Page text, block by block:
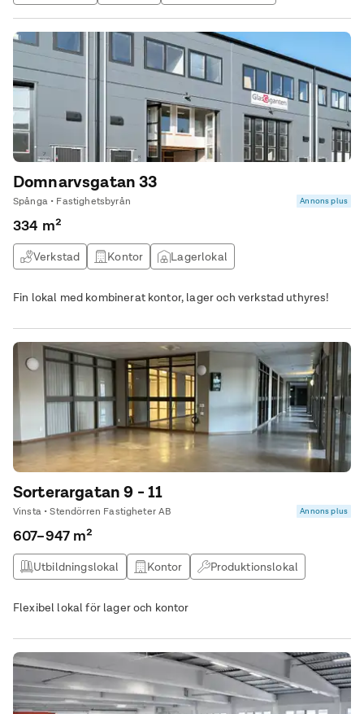
Övrig lokal
Domnarvsgatan 33
Spånga • Fastighetsbyrån Annons plus
334 m²
Verkstad Kontor Lagerlokal
Fin lokal med kombinerat kontor, lager och verkstad uthyres!
Sorterargatan 9 - 11
Vinsta • Stendörren Fastigheter AB Annons plus
607–947 m²
Utbildningslokal Kontor
Produktionslokal
Flexibel lokal för lager och kontor